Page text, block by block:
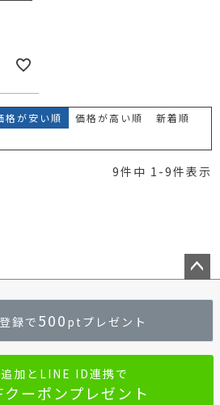
格が安い順 価格が高い順
新着順
9件中 1 -9件表示
へ
録で 500 ptプレゼント
加とLINE ID連携で
ーポンプレゼント